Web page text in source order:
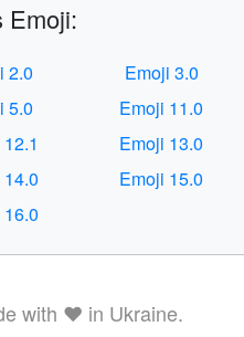
Emoji:
2.0
Emoji 3.0
5.0
Emoji 11.0
Emoji 13.0
Emoji 15.0
with ❤️ in Ukraine.